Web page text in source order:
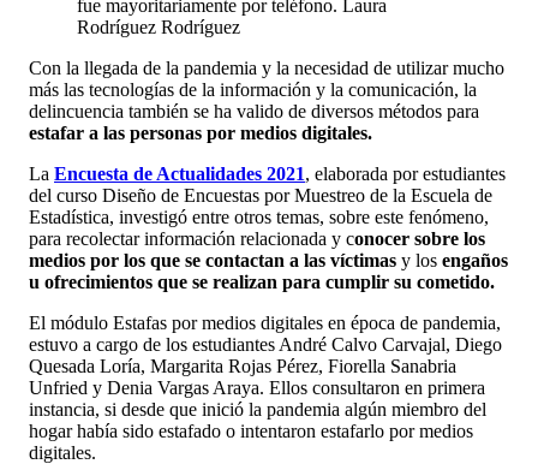
fue mayoritariamente por teléfono. Laura
Rodríguez Rodríguez
Con la llegada de la pandemia y la necesidad de utilizar mucho
más las tecnologías de la información y la comunicación, la
delincuencia también se ha valido de diversos métodos para
estafar a las personas por medios digitales.
La Encuesta de Actualidades 2021, elaborada por estudiantes
del curso Diseño de Encuestas por Muestreo de la Escuela de
Estadística, investigó entre otros temas, sobre este fenómeno,
para recolectar información relacionada y conocer sobre los
medios por los que se contactan a las víctimas y los engaños
u ofrecimientos que se realizan para cumplir su cometido.
El módulo Estafas por medios digitales en época de pandemia,
estuvo a cargo de los estudiantes André Calvo Carvajal, Diego
Quesada Loría, Margarita Rojas Pérez, Fiorella Sanabria
Unfried y Denia Vargas Araya. Ellos consultaron en primera
instancia, si desde que inició la pandemia algún miembro del
hogar había sido estafado o intentaron estafarlo por medios
digitales.